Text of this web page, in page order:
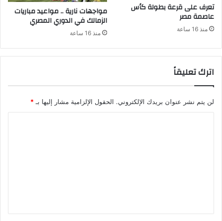
تعرف على قرعة بطولة كأس
عاصمة مصر
منذ 16 ساعة
مواجهات نارية .. مواعيد مباريات
الزمالك في الدوري المصري
منذ 16 ساعة
اترك تعليقاً
لن يتم نشر عنوان بريدك الإلكتروني. الحقول الإلزامية مشار إليها بـ *